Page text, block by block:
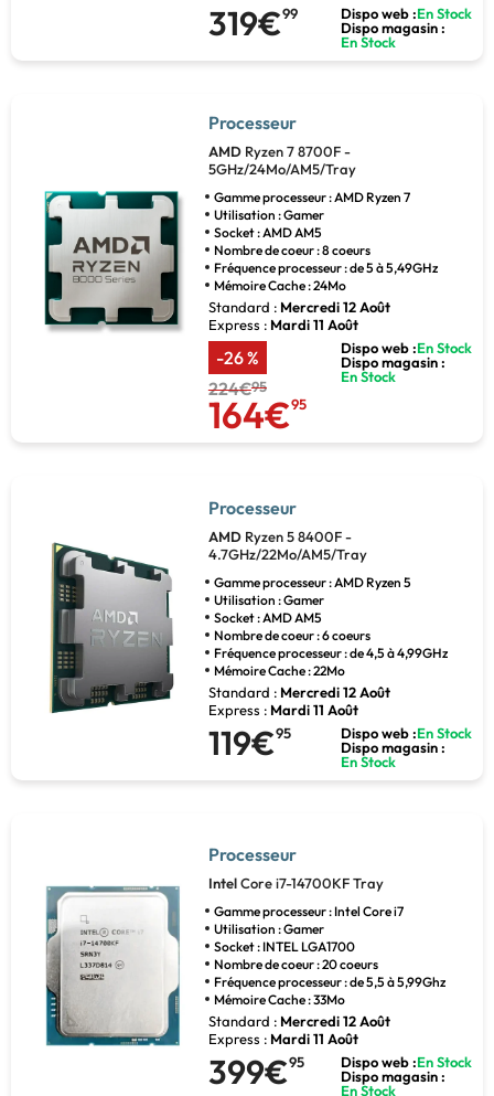
319€99 Dispo web :En Stock
Dispo magasin :
En Stock
Processeur
AMD Ryzen 7 8700F -
5GHz/24Mo/AM5/Tray
Gamme processeur : AMD Ryzen 7
Utilisation : Gamer
Socket : AMD AM5
Nombre de coeur : 8 coeurs
Fréquence processeur : de 5 à 5,49GHz
Mémoire Cache : 24Mo
Standard : Mercredi 12 Août
Express : Mardi 11 Août
-26 %
224€95
164€95
Dispo web :En Stock
Dispo magasin :
En Stock
Processeur
AMD Ryzen 5 8400F -
4.7GHz/22Mo/AM5/Tray
Gamme processeur : AMD Ryzen 5
Utilisation : Gamer
Socket : AMD AM5
Nombre de coeur : 6 coeurs
Fréquence processeur : de 4,5 à 4,99GHz
Mémoire Cache : 22Mo
Standard : Mercredi 12 Août
Express : Mardi 11 Août
119€95 Dispo web :En Stock
Dispo magasin :
En Stock
Processeur
IntelCore i7-14700KF Tray
Gamme processeur : Intel Core i7
Utilisation : Gamer
Socket : INTEL LGA1700
Nombre de coeur : 20 coeurs
Fréquence processeur : de 5,5 à 5,99Ghz
Mémoire Cache : 33Mo
Standard : Mercredi 12 Août
Express : Mardi 11 Août
399€95 Dispo web :En Stock
Dispo magasin :
En Stock